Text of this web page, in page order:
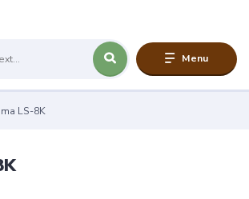
Menu
LS-8K